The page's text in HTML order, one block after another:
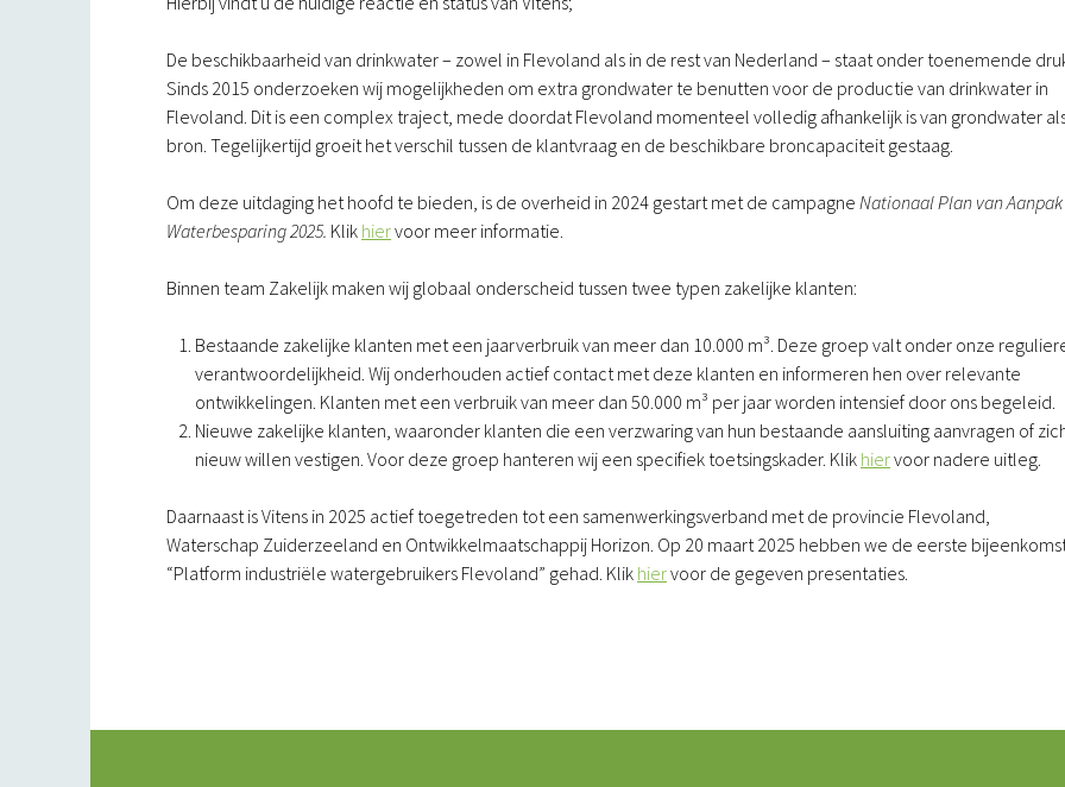
De beschikbaarheid van drinkwater – zowel in Flevoland als in de rest van Nederland – staat onder toenemende
Sinds 2015 onderzoeken wij mogelijkheden om extra grondwater te benutten voor de productie van drinkwater in
Flevoland. Dit is een complex traject, mede doordat Flevoland momenteel volledig afhankelijk is van grondwater
bron. Tegelijkertijd groeit het verschil tussen de klantvraag en de beschikbare broncapaciteit gestaag.
Om deze uitdaging het hoofd te bieden, is de overheid in 2024 gestart met de campagne Nationaal Plan van Aanpak
Waterbesparing 2025. Klik hiervoor meer informatie.
Binnen team Zakelijk maken wij globaal onderscheid tussen twee typen zakelijke klanten:
Bestaande zakelijke klanten met een jaarverbruik van meer dan 10.000 m³. Deze groep valt onder onze
verantwoordelijkheid. Wij onderhouden actief contact met deze klanten en informeren hen over relevante
ontwikkelingen. Klanten met een verbruik van meer dan 50.000 m³ per jaar worden intensief door ons begeleid.
Nieuwe zakelijke klanten, waaronder klanten die een verzwaring van hun bestaande aansluiting aanvragen of
nieuw willen vestigen. Voor deze groep hanteren wij een specifiek toetsingskader. Klik hiervoor nadere uitleg.
Daarnaast is Vitens in 2025 actief toegetreden tot een samenwerkingsverband met de provincie Flevoland,
Waterschap Zuiderzeeland en Ontwikkelmaatschappij Horizon. Op 20 maart 2025 hebben we de eerste
“Platform industriële watergebruikers Flevoland” gehad. Klik hiervoor de gegeven presentaties.